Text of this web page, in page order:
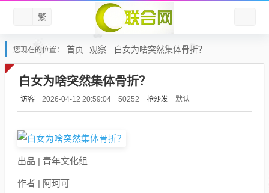
繁
您现在的位置： 首页 观察 白女为啥突然集体骨折？
白女为啥突然集体骨折？
访客 2026-04-12 20:59:04 50252 抢沙发 默认
出品 | 青年文化组
作者 | 阿珂可